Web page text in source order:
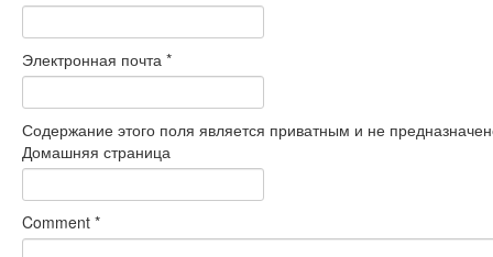
Электронная почта *
Содержание этого поля является приватным и не
Домашняя страница
Comment *